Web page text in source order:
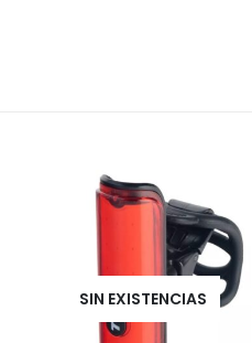
SIN EXISTENCIAS